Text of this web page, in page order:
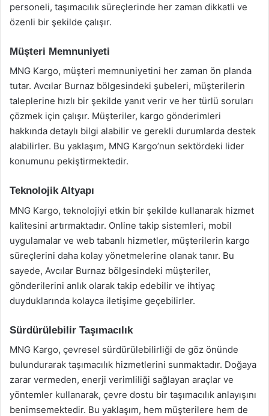
personeli, taşımacılık süreçlerinde her zaman dikkatli ve
özenli bir şekilde çalışır.
Müşteri Memnuniyeti
MNG Kargo, müşteri memnuniyetini her zaman ön planda
tutar. Avcılar Burnaz bölgesindeki şubeleri, müşterilerin
taleplerine hızlı bir şekilde yanıt verir ve her türlü soruları
çözmek için çalışır. Müşteriler, kargo gönderimleri
hakkında detaylı bilgi alabilir ve gerekli durumlarda destek
alabilirler. Bu yaklaşım, MNG Kargo’nun sektördeki lider
konumunu pekiştirmektedir.
Teknolojik Altyapı
MNG Kargo, teknolojiyi etkin bir şekilde kullanarak hizmet
kalitesini artırmaktadır. Online takip sistemleri, mobil
uygulamalar ve web tabanlı hizmetler, müşterilerin kargo
süreçlerini daha kolay yönetmelerine olanak tanır. Bu
sayede, Avcılar Burnaz bölgesindeki müşteriler,
gönderilerini anlık olarak takip edebilir ve ihtiyaç
duyduklarında kolayca iletişime geçebilirler.
Sürdürülebilir Taşımacılık
MNG Kargo, çevresel sürdürülebilirliği de göz önünde
bulundurarak taşımacılık hizmetlerini sunmaktadır. Doğaya
zarar vermeden, enerji verimliliği sağlayan araçlar ve
yöntemler kullanarak, çevre dostu bir taşımacılık anlayışını
benimsemektedir. Bu yaklaşım, hem müşterilere hem de